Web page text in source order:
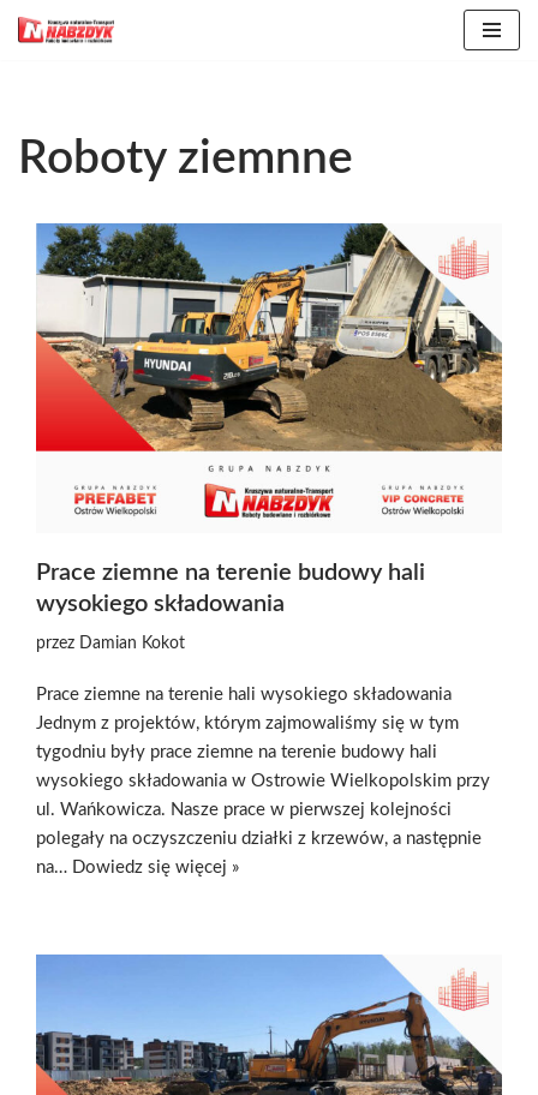
Roboty ziemnne
Prace ziemne na terenie budowy hali
wysokiego składowania
przez Damian Kokot
Prace ziemne na terenie hali wysokiego składowania
Jednym z projektów, którym zajmowaliśmy się w tym
tygodniu były prace ziemne na terenie budowy hali
wysokiego składowania w Ostrowie Wielkopolskim przy
ul. Wańkowicza. Nasze prace w pierwszej kolejności
polegały na oczyszczeniu działki z krzewów, a następnie
na… Dowiedz się więcej »